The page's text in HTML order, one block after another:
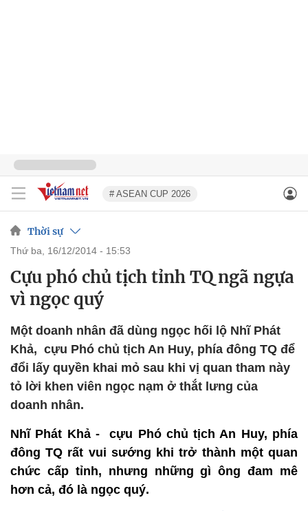
# ASEAN CUP 2026
Thời sự
thứ ba, 16/12/2014 - 15:53
Cựu phó chủ tịch tỉnh TQ ngã ngựa
vì ngọc quý
Một doanh nhân đã dùng ngọc hối lộ Nhĩ Phát
Khả, cựu Phó chủ tịch An Huy, phía đông TQ để
đổi lấy quyền khai mỏ sau khi vị quan tham này
tỏ lời khen viên ngọc nạm ở thắt lưng của
doanh nhân.
Nhĩ Phát Khả - cựu Phó chủ tịch An Huy, phía
đông TQ rất vui sướng khi trở thành một quan
chức cấp tỉnh, nhưng những gì ông đam mê
hơn cả, đó là ngọc quý.